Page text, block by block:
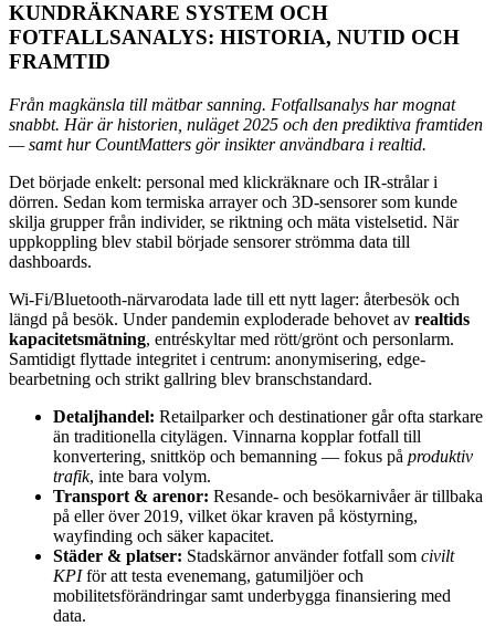
KUNDRÄKNARE SYSTEM OCH
FOTFALLSANALYS: HISTORIA, NUTID OCH
FRAMTID
Från magkänsla till mätbar sanning. Fotfallsanalys har mognat
snabbt. Här är historien, nuläget 2025 och den prediktiva framtiden
— samt hur CountMatters gör insikter användbara i realtid.
Det började enkelt: personal med klickräknare och IR-strålar i
dörren. Sedan kom termiska arrayer och 3D-sensorer som kunde
skilja grupper från individer, se riktning och mäta vistelsetid. När
uppkoppling blev stabil började sensorer strömma data till
dashboards.
Wi-Fi/Bluetooth-närvarodata lade till ett nytt lager: återbesök och
längd på besök. Under pandemin exploderade behovet av realtids
kapacitetsmätning, entréskyltar med rött/grönt och personlarm.
Samtidigt flyttade integritet i centrum: anonymisering, edge-
bearbetning och strikt gallring blev branschstandard.
Detaljhandel: Retailparker och destinationer går ofta starkare
än traditionella citylägen. Vinnarna kopplar fotfall till
konvertering, snittköp och bemanning — fokus på produktiv
trafik, inte bara volym.
Transport & arenor: Resande- och besökarnivåer är tillbaka
på eller över 2019, vilket ökar kraven på köstyrning,
wayfinding och säker kapacitet.
Städer & platser: Stadskärnor använder fotfall som civilt
KPIför att testa evenemang, gatumiljöer och
mobilitetsförändringar samt underbygga finansiering med
data.